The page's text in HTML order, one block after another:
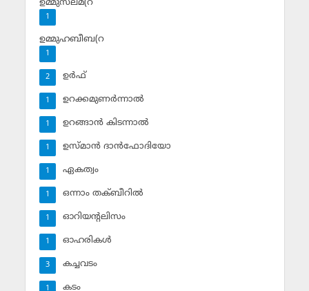
ഉമ്മുസലമ(റ
1
ഉമ്മുഹബീബ(റ
1
ഉര്‍ഫ്
2
ഉറക്കമുണര്‍ന്നാല്‍
1
ഉറങ്ങാന്‍ കിടന്നാല്‍
1
ഉസ്മാന്‍ ദാന്‍ഫോദിയോ
1
ഏകത്വം
1
ഒന്നാം തക്ബീറില്‍
1
ഓറിയന്റലിസം
1
ഓഹരികള്‍
1
കച്ചവടം
3
കടം
1